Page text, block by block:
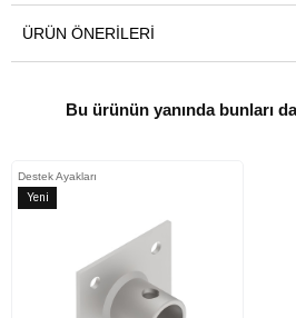
ÜRÜN ÖNERILERI
Bu ürünün yanında bunları
Destek Ayakları
Yeni